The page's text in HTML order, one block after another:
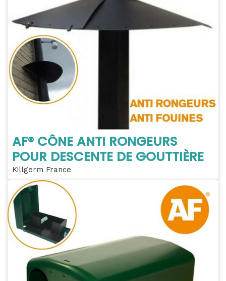
AF® CÔNE ANTI RONGEURS
POUR DESCENTE DE GOUTTIÈRE
Killgerm France